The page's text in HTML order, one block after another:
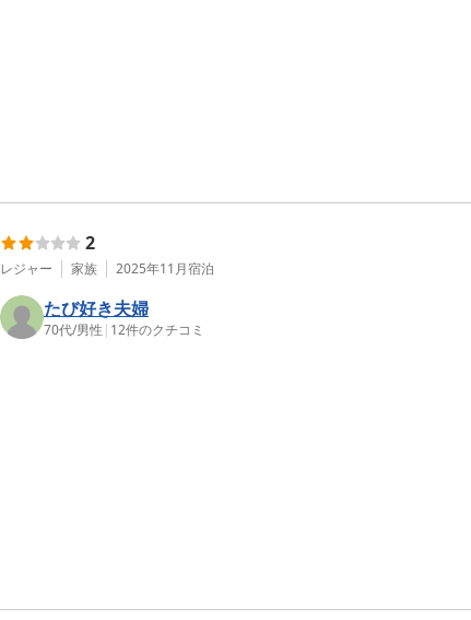
2
レジャー 家族 2025年11月宿泊
たび好き夫婦
70代/男性 | 12件のクチコミ